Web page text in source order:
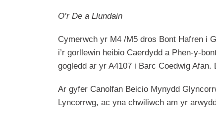
O’r De a Llundain
Cymerwch yr M4 /M5 dros Bont Hafren i
i’r gorllewin heibio Caerdydd a Phen-y-
gogledd ar yr A4107 i Barc Coedwig
Ar gyfer Canolfan Beicio Mynydd
Lyncorrwg, ac yna chwiliwch am yr